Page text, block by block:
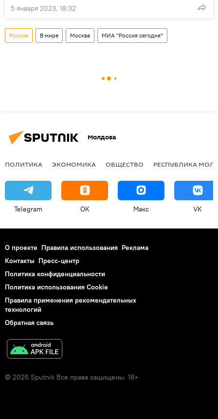
5 января 2023, 18:32
Россия В мире Москва МИА "Россия сегодня"
Молдова
ПОЛИТИКА ЭКОНОМИКА ОБЩЕСТВО РЕСПУБЛИКА
Telegram OK Макс VK
О проекте Правила использования Реклама
Контакты Пресс-центр
Политика конфиденциальности
Политика использования Cookie
Правила применения рекомендательных
технологий
Обратная связь
© 2026 Sputnik Все права защищены. 18+